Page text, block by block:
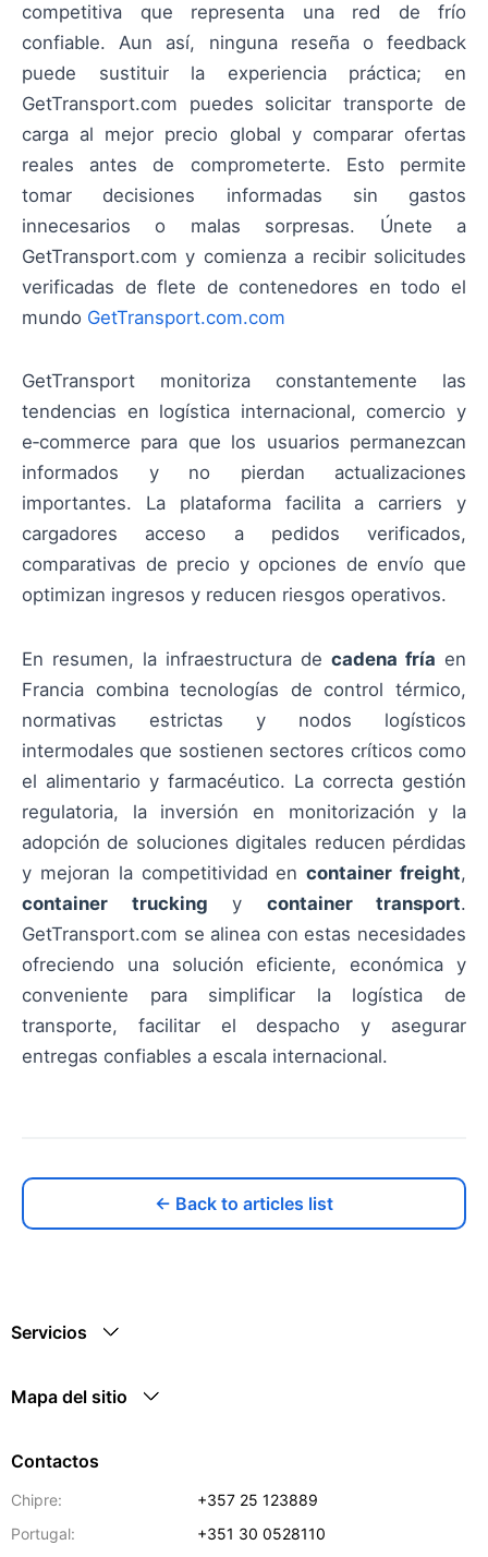
competitiva que representa una red de frío
confiable. Aun así, ninguna reseña o feedback
puede sustituir la experiencia práctica; en
GetTransport.com puedes solicitar transporte de
carga al mejor precio global y comparar ofertas
reales antes de comprometerte. Esto permite
tomar decisiones informadas sin gastos
innecesarios o malas sorpresas. Únete a
GetTransport.com y comienza a recibir solicitudes
verificadas de flete de contenedores en todo el
mundo GetTransport.com.com
GetTransport monitoriza constantemente las
tendencias en logística internacional, comercio y
e‑commerce para que los usuarios permanezcan
informados y no pierdan actualizaciones
importantes. La plataforma facilita a carriers y
cargadores acceso a pedidos verificados,
comparativas de precio y opciones de envío que
optimizan ingresos y reducen riesgos operativos.
En resumen, la infraestructura de cadena fría en
Francia combina tecnologías de control térmico,
normativas estrictas y nodos logísticos
intermodales que sostienen sectores críticos como
el alimentario y farmacéutico. La correcta gestión
regulatoria, la inversión en monitorización y la
adopción de soluciones digitales reducen pérdidas
y mejoran la competitividad encontainer freight,
container trucking y container transport.
GetTransport.com se alinea con estas necesidades
ofreciendo una solución eficiente, económica y
conveniente para simplificar la logística de
transporte, facilitar el despacho y asegurar
entregas confiables a escala internacional.
← Back to articles list
Servicios
Mapa del sitio
Contactos
Chipre:
+357 25 123889
Portugal:
+351 30 0528110